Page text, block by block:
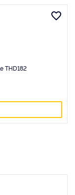
THD182